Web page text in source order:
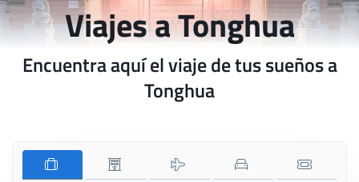
Viajes a Tonghua
Encuentra aquí el viaje de tus sueños a
Tonghua